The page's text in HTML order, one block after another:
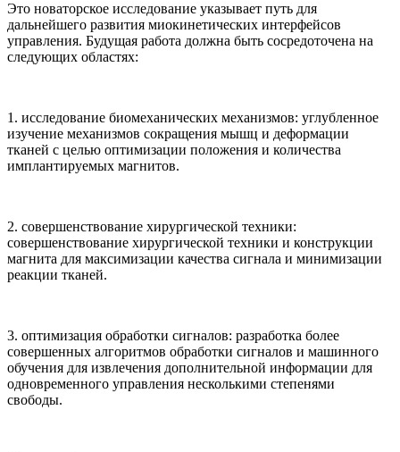
Это новаторское исследование указывает путь для
дальнейшего развития миокинетических интерфейсов
управления. Будущая работа должна быть сосредоточена на
следующих областях:
1. исследование биомеханических механизмов: углубленное
изучение механизмов сокращения мышц и деформации
тканей с целью оптимизации положения и количества
имплантируемых магнитов.
2. совершенствование хирургической техники:
совершенствование хирургической техники и конструкции
магнита для максимизации качества сигнала и минимизации
реакции тканей.
3. оптимизация обработки сигналов: разработка более
совершенных алгоритмов обработки сигналов и машинного
обучения для извлечения дополнительной информации для
одновременного управления несколькими степенями
свободы.